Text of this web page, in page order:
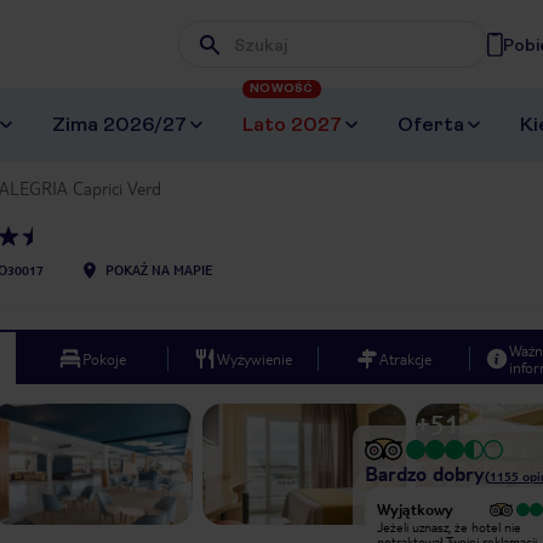
Wpisz frazę, której szukasz
Zima 2026/27 Lato 2027
NOWOŚĆ
Oferta
ALEGRIA Caprici Verd
POKAŻ NA MAPIE
Pokoje Wyżywienie Atrakcje
+51
Bardzo dobry(1155
Bardzo dobry
Oczywiście "Last" nie było
Wyjątkowy
Jeżeli uznasz, że hotel nie